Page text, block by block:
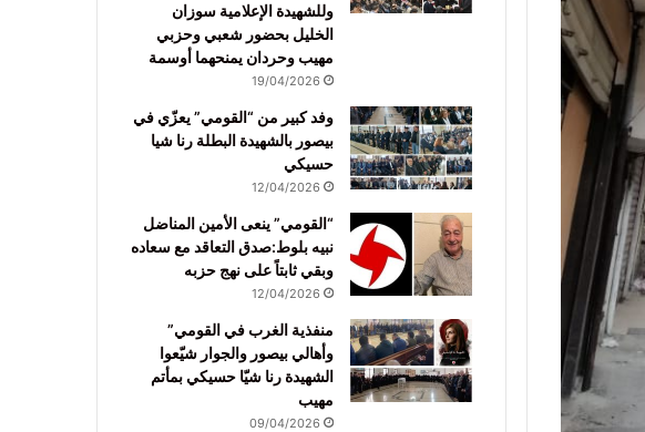
وللشهيدة الإعلامية سوزان
الخليل بحضور شعبي وحزبي
مهيب وحردان يمنحهما أوسمة
19/04/2026
وفد كبير من “القومي” يعزّي في
بيصور بالشهيدة البطلة رنا شيا
حسيكي
12/04/2026
“القومي” ينعى الأمين المناضل
نبيه بلوط:صدق التعاقد مع سعاده
وبقي ثابتاً على نهج حزبه
12/04/2026
منفذية الغرب في القومي”
وأهالي بيصور والجوار شيّعوا
الشهيدة رنا شيّا حسيكي بمأتم
مهيب
09/04/2026